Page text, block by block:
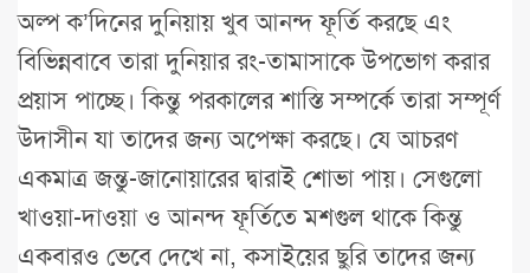
অল্প ক’দিনের দুনিয়ায় খুব আনন্দ ফূর্তি করছে এং
বিভিন্নবাবে তারা দুনিয়ার রং-তামাসাকে উপভোগ করার
প্রয়াস পাচ্ছে। কিন্তু পরকালের শাস্তি সম্পর্কে তারা সম্পূর্ণ
উদাসীন যা তাদের জন্য অপেক্ষা করছে। যে আচরণ
একমাত্র জন্তু-জানোয়ারের দ্বারাই শোভা পায়। সেগুলো
খাওয়া-দাওয়া ও আনন্দ ফূর্তিতে মশগুল থাকে কিন্তু
একবারও ভেবে দেখে না, কসাইয়ের ছুরি তাদের জন্য